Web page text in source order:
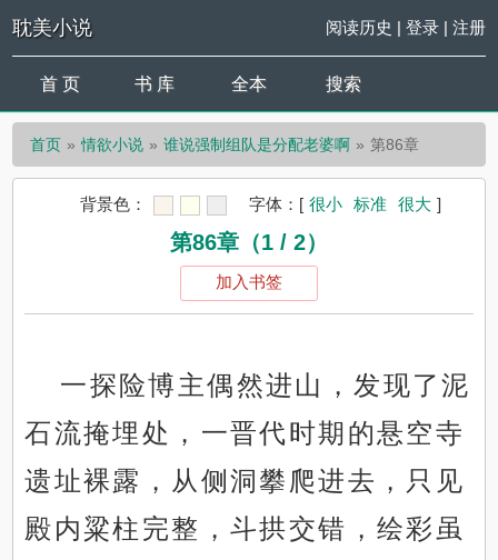
耽美小说 阅读历史 | 登录| 注册
首 页 书 库 全本 搜索
首页 情欲小说 谁说强制组队是分配老婆啊 第86章
背景色： 字体： [ 很小 标准 很大 ]
第86章（1 / 2）
加入书签
一探险博主偶然进山，发现了泥
石流掩埋处，一晋代时期的悬空寺
遗址裸露，从侧洞攀爬进去，只见
殿内粱柱完整，斗拱交错，绘彩虽